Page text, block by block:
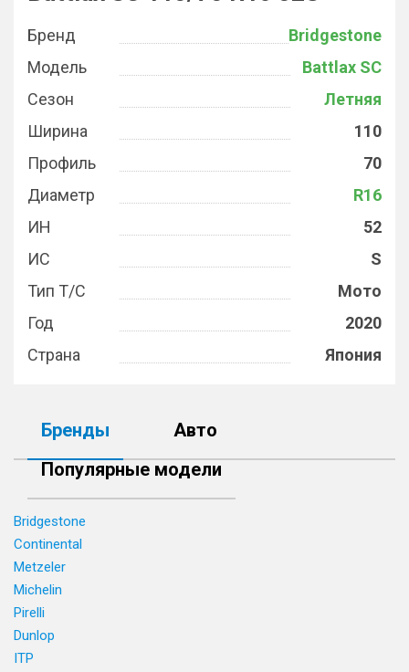
Бренд
Bridgestone
Модель
Battlax SC
Сезон
Летняя
Ширина
110
Профиль
70
Диаметр
R16
ИН
52
ИС
S
Тип Т/С
Мото
Год
2020
Страна
Япония
Бренды
Авто
Популярные модели
Bridgestone
Continental
Metzeler
Michelin
Pirelli
Dunlop
ITP